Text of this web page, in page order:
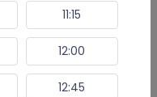
antykoncepcji -
11:15
12:00
12:45